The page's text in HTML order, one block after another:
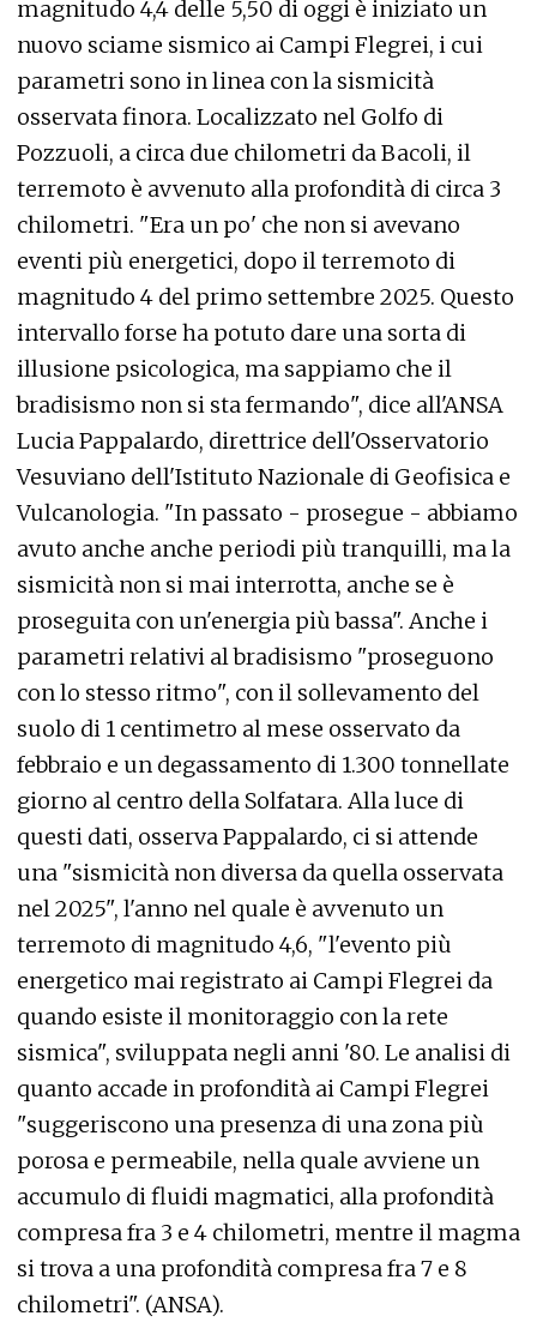
magnitudo 4,4 delle 5,50 di oggi è iniziato un
nuovo sciame sismico ai Campi Flegrei, i cui
parametri sono in linea con la sismicità
osservata finora. Localizzato nel Golfo di
Pozzuoli, a circa due chilometri da Bacoli, il
terremoto è avvenuto alla profondità di circa 3
chilometri. "Era un po' che non si avevano
eventi più energetici, dopo il terremoto di
magnitudo 4 del primo settembre 2025. Questo
intervallo forse ha potuto dare una sorta di
illusione psicologica, ma sappiamo che il
bradisismo non si sta fermando", dice all'ANSA
Lucia Pappalardo, direttrice dell'Osservatorio
Vesuviano dell'Istituto Nazionale di Geofisica e
Vulcanologia. "In passato - prosegue - abbiamo
avuto anche anche periodi più tranquilli, ma la
sismicità non si mai interrotta, anche se è
proseguita con un'energia più bassa". Anche i
parametri relativi al bradisismo "proseguono
con lo stesso ritmo", con il sollevamento del
suolo di 1 centimetro al mese osservato da
febbraio e un degassamento di 1.300 tonnellate
giorno al centro della Solfatara. Alla luce di
questi dati, osserva Pappalardo, ci si attende
una "sismicità non diversa da quella osservata
nel 2025", l'anno nel quale è avvenuto un
terremoto di magnitudo 4,6, "l'evento più
energetico mai registrato ai Campi Flegrei da
quando esiste il monitoraggio con la rete
sismica", sviluppata negli anni '80. Le analisi di
quanto accade in profondità ai Campi Flegrei
"suggeriscono una presenza di una zona più
porosa e permeabile, nella quale avviene un
accumulo di fluidi magmatici, alla profondità
compresa fra 3 e 4 chilometri, mentre il magma
si trova a una profondità compresa fra 7 e 8
chilometri". (ANSA).